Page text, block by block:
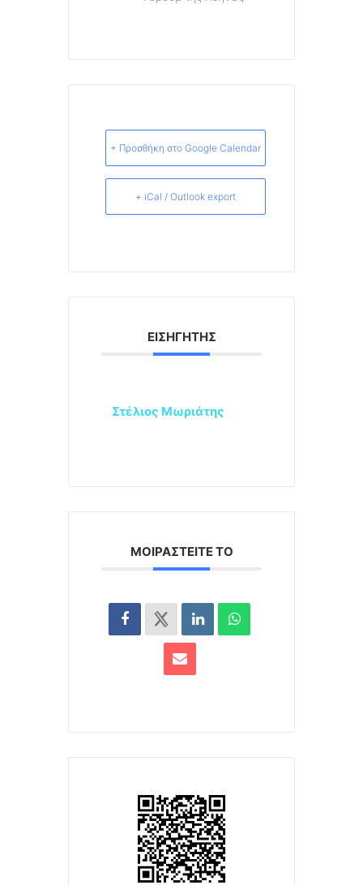
+ Προσθήκη στο Google Calendar
+ iCal / Outlook export
ΕΙΣΗΓΗΤΉΣ
Στέλιος Μωριάτης
ΜΟΙΡΑΣΤΕΊΤΕ ΤΟ